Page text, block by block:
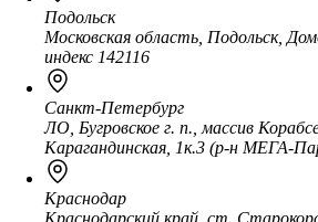
Подольск
Московская область, Подольск,
индекс 142116
Санкт-Петербург
ЛО, Бугровское г. п., массив
Карагандинская, 1к.3 (р-н МЕГА-
Краснодар